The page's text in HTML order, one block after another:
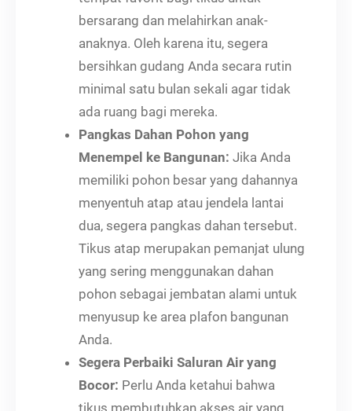
bersarang dan melahirkan anak-
anaknya. Oleh karena itu, segera
bersihkan gudang Anda secara rutin
minimal satu bulan sekali agar tidak
ada ruang bagi mereka.
Pangkas Dahan Pohon yang
Menempel ke Bangunan: Jika Anda
memiliki pohon besar yang dahannya
menyentuh atap atau jendela lantai
dua, segera pangkas dahan tersebut.
Tikus atap merupakan pemanjat ulung
yang sering menggunakan dahan
pohon sebagai jembatan alami untuk
menyusup ke area plafon bangunan
Anda.
Segera Perbaiki Saluran Air yang
Bocor: Perlu Anda ketahui bahwa
tikus membutuhkan akses air yang